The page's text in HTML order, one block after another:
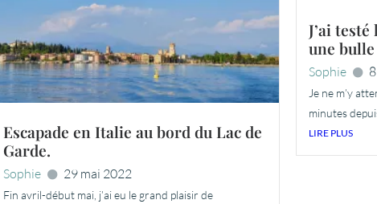
Escapade en Italie au bord du Lac de
Garde.
Sophie 29 mai 2022
Fin avril-début mai, j’ai eu le grand plaisir de
J’ai
une
Sophie
Je ne m’y
minutes
LIRE PLUS